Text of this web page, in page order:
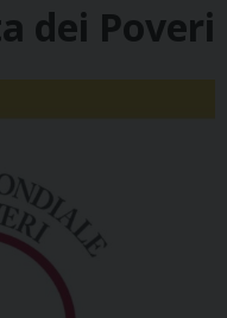
dei Poveri